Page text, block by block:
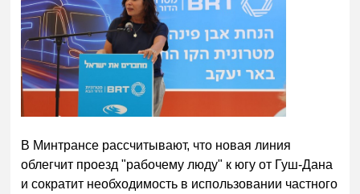
В Минтрансе рассчитывают, что новая линия
облегчит проезд "рабочему люду" к югу от Гуш-Дана
и сократит необходимость в использовании частного